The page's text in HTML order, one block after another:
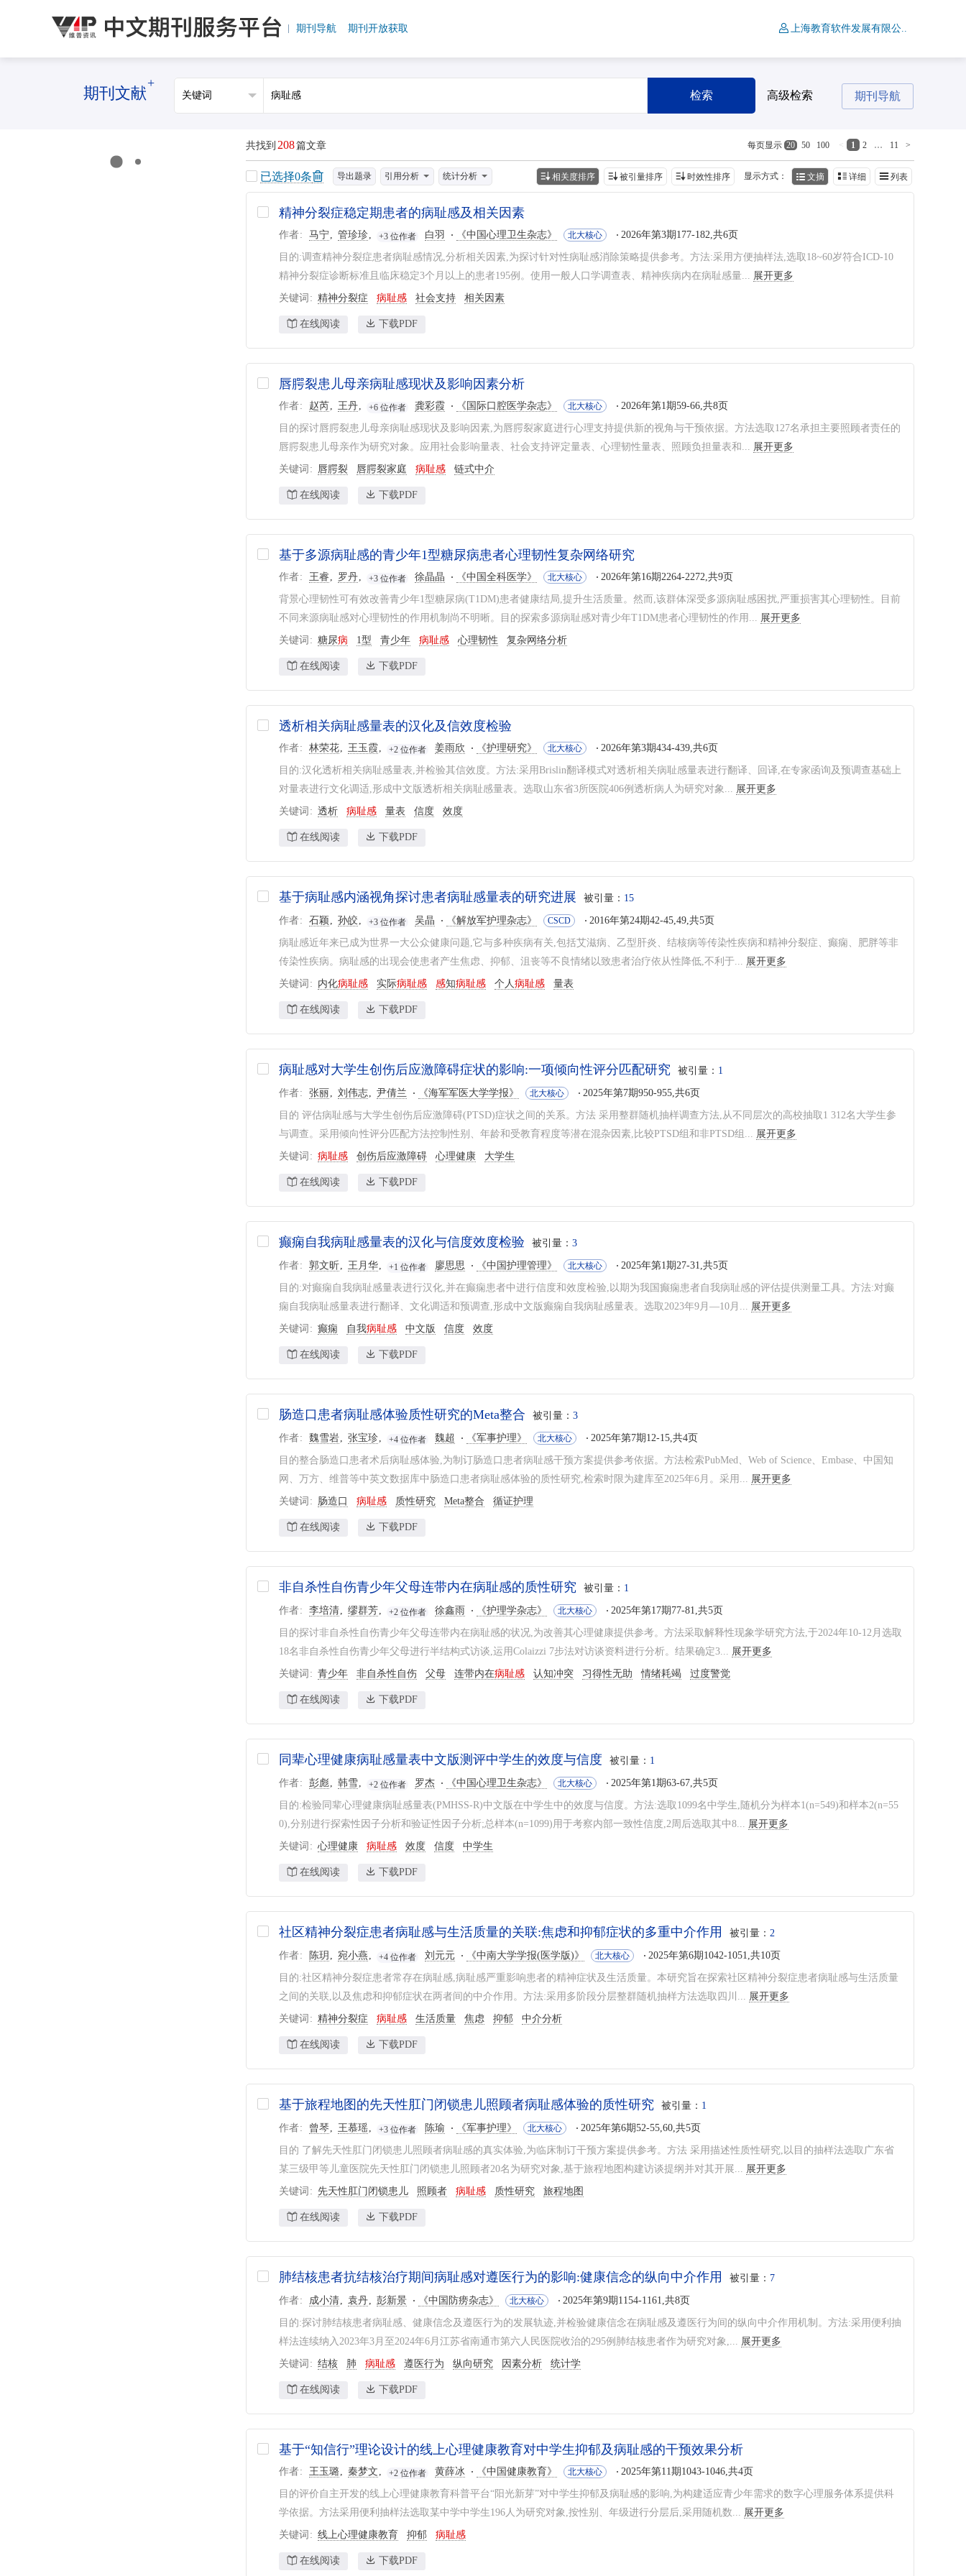
期刊导航 期刊开放获取 上海教育软件发展有限公..
期刊文献
+
检索 高级检索 期刊导航
共找到 208篇文章 < 1 2 … 11 >
每页显示 20 50 100
已选择0条 导出题录 引用分析 统计分析 显示方式： 文摘 详细 列表
相关度排序 被引量排序 时效性排序
精神分裂症稳定期患者的病耻感及相关因素
作者 马宁 管珍珍 +3 位作者 白羽 《中国心理卫生杂志》 北大核心 2026年第3期177-182,共6页
目的:调查精神分裂症患者病耻感情况,分析相关因素,为探讨针对性病耻感消除策略提供参考。方法:采用方便抽样法,选取18~60岁符合ICD-10
精神分裂症诊断标准且临床稳定3个月以上的患者195例。使用一般人口学调查表、精神疾病内在病耻感量... 展开更多
关键词 精神分裂症 病耻感 社会支持 相关因素
在线阅读 下载PDF
唇腭裂患儿母亲病耻感现状及影响因素分析
作者 赵芮 王丹 +6 位作者 龚彩霞 《国际口腔医学杂志》 北大核心 2026年第1期59-66,共8页
目的探讨唇腭裂患儿母亲病耻感现状及影响因素,为唇腭裂家庭进行心理支持提供新的视角与干预依据。方法选取127名承担主要照顾者责任的
唇腭裂患儿母亲作为研究对象。应用社会影响量表、社会支持评定量表、心理韧性量表、照顾负担量表和... 展开更多
关键词 唇腭裂 唇腭裂家庭 病耻感 链式中介
在线阅读 下载PDF
基于多源病耻感的青少年1型糖尿病患者心理韧性复杂网络研究
作者 王睿 罗丹 +3 位作者 徐晶晶 《中国全科医学》 北大核心 2026年第16期2264-2272,共9页
背景心理韧性可有效改善青少年1型糖尿病(T1DM)患者健康结局,提升生活质量。然而,该群体深受多源病耻感困扰,严重损害其心理韧性。目前
不同来源病耻感对心理韧性的作用机制尚不明晰。目的探索多源病耻感对青少年T1DM患者心理韧性的作用... 展开更多
关键词 糖尿病 1型 青少年 病耻感 心理韧性 复杂网络分析
在线阅读 下载PDF
透析相关病耻感量表的汉化及信效度检验
作者 林荣花 王玉霞 +2 位作者 姜雨欣 《护理研究》 北大核心 2026年第3期434-439,共6页
目的:汉化透析相关病耻感量表,并检验其信效度。方法:采用Brislin翻译模式对透析相关病耻感量表进行翻译、回译,在专家函询及预调查基础上
对量表进行文化调适,形成中文版透析相关病耻感量表。选取山东省3所医院406例透析病人为研究对象... 展开更多
关键词 透析 病耻感 量表 信度 效度
在线阅读 下载PDF
基于病耻感内涵视角探讨患者病耻感量表的研究进展 被引量： 15
作者 石颖 孙皎 +3 位作者 吴晶 《解放军护理杂志》 CSCD 2016年第24期42-45,49,共5页
病耻感近年来已成为世界一大公众健康问题,它与多种疾病有关,包括艾滋病、乙型肝炎、结核病等传染性疾病和精神分裂症、癫痫、肥胖等非
传染性疾病。病耻感的出现会使患者产生焦虑、抑郁、沮丧等不良情绪以致患者治疗依从性降低,不利于... 展开更多
关键词 内化病耻感 实际病耻感 感知病耻感 个人病耻感 量表
在线阅读 下载PDF
病耻感对大学生创伤后应激障碍症状的影响:一项倾向性评分匹配研究 被引量： 1
作者 张丽 刘伟志 尹倩兰 《海军军医大学学报》 北大核心 2025年第7期950-955,共6页
目的 评估病耻感与大学生创伤后应激障碍(PTSD)症状之间的关系。方法 采用整群随机抽样调查方法,从不同层次的高校抽取1 312名大学生参
与调查。采用倾向性评分匹配方法控制性别、年龄和受教育程度等潜在混杂因素,比较PTSD组和非PTSD组... 展开更多
关键词 病耻感 创伤后应激障碍 心理健康 大学生
在线阅读 下载PDF
癫痫自我病耻感量表的汉化与信度效度检验 被引量： 3
作者 郭文昕 王月华 +1 位作者 廖思思 《中国护理管理》 北大核心 2025年第1期27-31,共5页
目的:对癫痫自我病耻感量表进行汉化,并在癫痫患者中进行信度和效度检验,以期为我国癫痫患者自我病耻感的评估提供测量工具。方法:对癫
痫自我病耻感量表进行翻译、文化调适和预调查,形成中文版癫痫自我病耻感量表。选取2023年9月—10月... 展开更多
关键词 癫痫 自我病耻感 中文版 信度 效度
在线阅读 下载PDF
肠造口患者病耻感体验质性研究的Meta整合 被引量： 3
作者 魏雪岩 张宝珍 +4 位作者 魏超 《军事护理》 北大核心 2025年第7期12-15,共4页
目的整合肠造口患者术后病耻感体验,为制订肠造口患者病耻感干预方案提供参考依据。方法检索PubMed、Web of Science、Embase、中国知
网、万方、维普等中英文数据库中肠造口患者病耻感体验的质性研究,检索时限为建库至2025年6月。采用... 展开更多
关键词 肠造口 病耻感 质性研究 Meta整合 循证护理
在线阅读 下载PDF
非自杀性自伤青少年父母连带内在病耻感的质性研究 被引量： 1
作者 李培清 缪群芳 +2 位作者 徐鑫雨 《护理学杂志》 北大核心 2025年第17期77-81,共5页
目的探讨非自杀性自伤青少年父母连带内在病耻感的状况,为改善其心理健康提供参考。方法采取解释性现象学研究方法,于2024年10-12月选取
18名非自杀性自伤青少年父母进行半结构式访谈,运用Colaizzi 7步法对访谈资料进行分析。结果确定3... 展开更多
关键词 青少年 非自杀性自伤 父母 连带内在病耻感 认知冲突 习得性无助 情绪耗竭 过度警觉
在线阅读 下载PDF
同辈心理健康病耻感量表中文版测评中学生的效度与信度 被引量： 1
作者 彭彪 韩雪 +2 位作者 罗杰 《中国心理卫生杂志》 北大核心 2025年第1期63-67,共5页
目的:检验同辈心理健康病耻感量表(PMHSS-R)中文版在中学生中的效度与信度。方法:选取1099名中学生,随机分为样本1(n=549)和样本2(n=55
0),分别进行探索性因子分析和验证性因子分析;总样本(n=1099)用于考察内部一致性信度,2周后选取其中8... 展开更多
关键词 心理健康 病耻感 效度 信度 中学生
在线阅读 下载PDF
社区精神分裂症患者病耻感与生活质量的关联:焦虑和抑郁症状的多重中介作用 被引量： 2
作者 陈玥 宛小燕 +4 位作者 刘元元 《中南大学学报(医学版)》 北大核心 2025年第6期1042-1051,共10页
目的:社区精神分裂症患者常存在病耻感,病耻感严重影响患者的精神症状及生活质量。本研究旨在探索社区精神分裂症患者病耻感与生活质量
之间的关联,以及焦虑和抑郁症状在两者间的中介作用。方法:采用多阶段分层整群随机抽样方法选取四川... 展开更多
关键词 精神分裂症 病耻感 生活质量 焦虑 抑郁 中介分析
在线阅读 下载PDF
基于旅程地图的先天性肛门闭锁患儿照顾者病耻感体验的质性研究 被引量： 1
作者 曾琴 王慕瑶 +3 位作者 陈瑜 《军事护理》 北大核心 2025年第6期52-55,60,共5页
目的 了解先天性肛门闭锁患儿照顾者病耻感的真实体验,为临床制订干预方案提供参考。方法 采用描述性质性研究,以目的抽样法选取广东省
某三级甲等儿童医院先天性肛门闭锁患儿照顾者20名为研究对象,基于旅程地图构建访谈提纲并对其开展... 展开更多
关键词 先天性肛门闭锁患儿 照顾者 病耻感 质性研究 旅程地图
在线阅读 下载PDF
肺结核患者抗结核治疗期间病耻感对遵医行为的影响:健康信念的纵向中介作用 被引量： 7
作者 成小清 袁丹 彭新景 《中国防痨杂志》 北大核心 2025年第9期1154-1161,共8页
目的:探讨肺结核患者病耻感、健康信念及遵医行为的发展轨迹,并检验健康信念在病耻感及遵医行为间的纵向中介作用机制。方法:采用便利抽
样法连续纳入2023年3月至2024年6月江苏省南通市第六人民医院收治的295例肺结核患者作为研究对象,... 展开更多
关键词 结核 肺 病耻感 遵医行为 纵向研究 因素分析 统计学
在线阅读 下载PDF
基于“知信行”理论设计的线上心理健康教育对中学生抑郁及病耻感的干预效果分析
作者 王玉璐 秦梦文 +2 位作者 黄薛冰 《中国健康教育》 北大核心 2025年第11期1043-1046,共4页
目的评价自主开发的线上心理健康教育科普平台“阳光新芽”对中学生抑郁及病耻感的影响,为构建适应青少年需求的数字心理服务体系提供科
学依据。方法采用便利抽样法选取某中学中学生196人为研究对象,按性别、年级进行分层后,采用随机数... 展开更多
关键词 线上心理健康教育 抑郁 病耻感
在线阅读 下载PDF